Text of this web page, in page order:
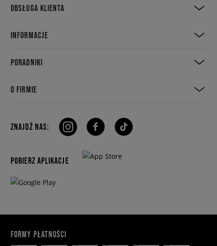
OBSŁUGA KLIENTA
INFORMACJE
PORADNIKI
O FIRMIE
ZNAJDŹ NAS:
POBIERZ APLIKACJE
FORMY PŁATNOŚCI